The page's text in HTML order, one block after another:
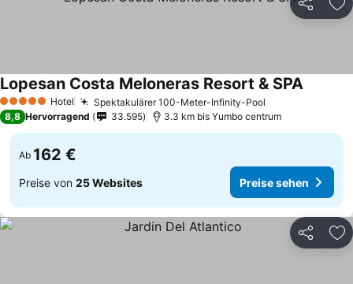
Teilen
5 Sterne Hotel Spektakulärer 100-Meter-Infinity-Pool
Lopesan Costa Meloneras Resort & SPAPreise
8,8 Hervorragend 33.595 3.3 km bis Yumbo centrum
Ab 162 €
Preise von 25 Websites Preise sehen
Teilen